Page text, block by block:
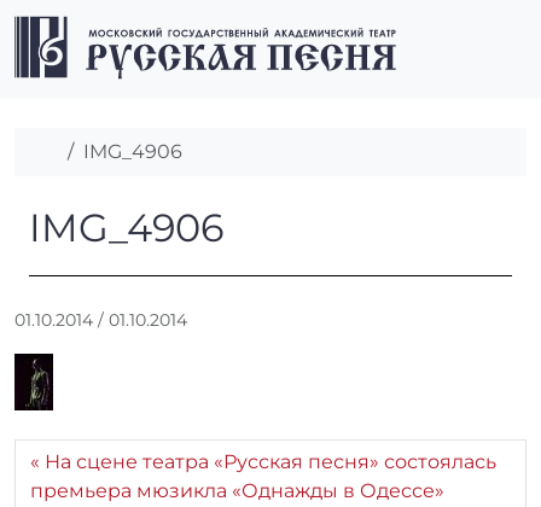
Перейти к содержимому
Перейти к футеру
Главная
IMG_4906
IMG_4906
IMG_4906
01.10.2014 / 01.10.2014
:
r
r
На сцене театра «Русская песня» состоялась
премьера мюзикла «Однажды в Одессе»